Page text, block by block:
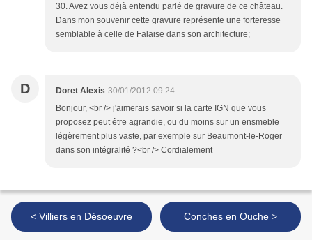
30. Avez vous déjà entendu parlé de gravure de ce château.
Dans mon souvenir cette gravure représente une forteresse
semblable à celle de Falaise dans son architecture;
D Doret Alexis 30/01/2012 09:24
Bonjour, <br /> j'aimerais savoir si la carte IGN que vous
proposez peut être agrandie, ou du moins sur un ensmeble
légèrement plus vaste, par exemple sur Beaumont-le-Roger
dans son intégralité ?<br /> Cordialement
< Villiers en Désoeuvre Conches en Ouche >